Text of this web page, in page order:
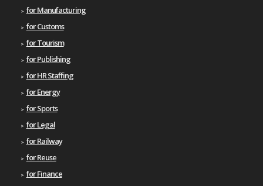
for Manufacturing
for Customs
for Tourism
for Publishing
for HR Staffing
for Energy
for Sports
for Legal
for Railway
for Reuse
for Finance